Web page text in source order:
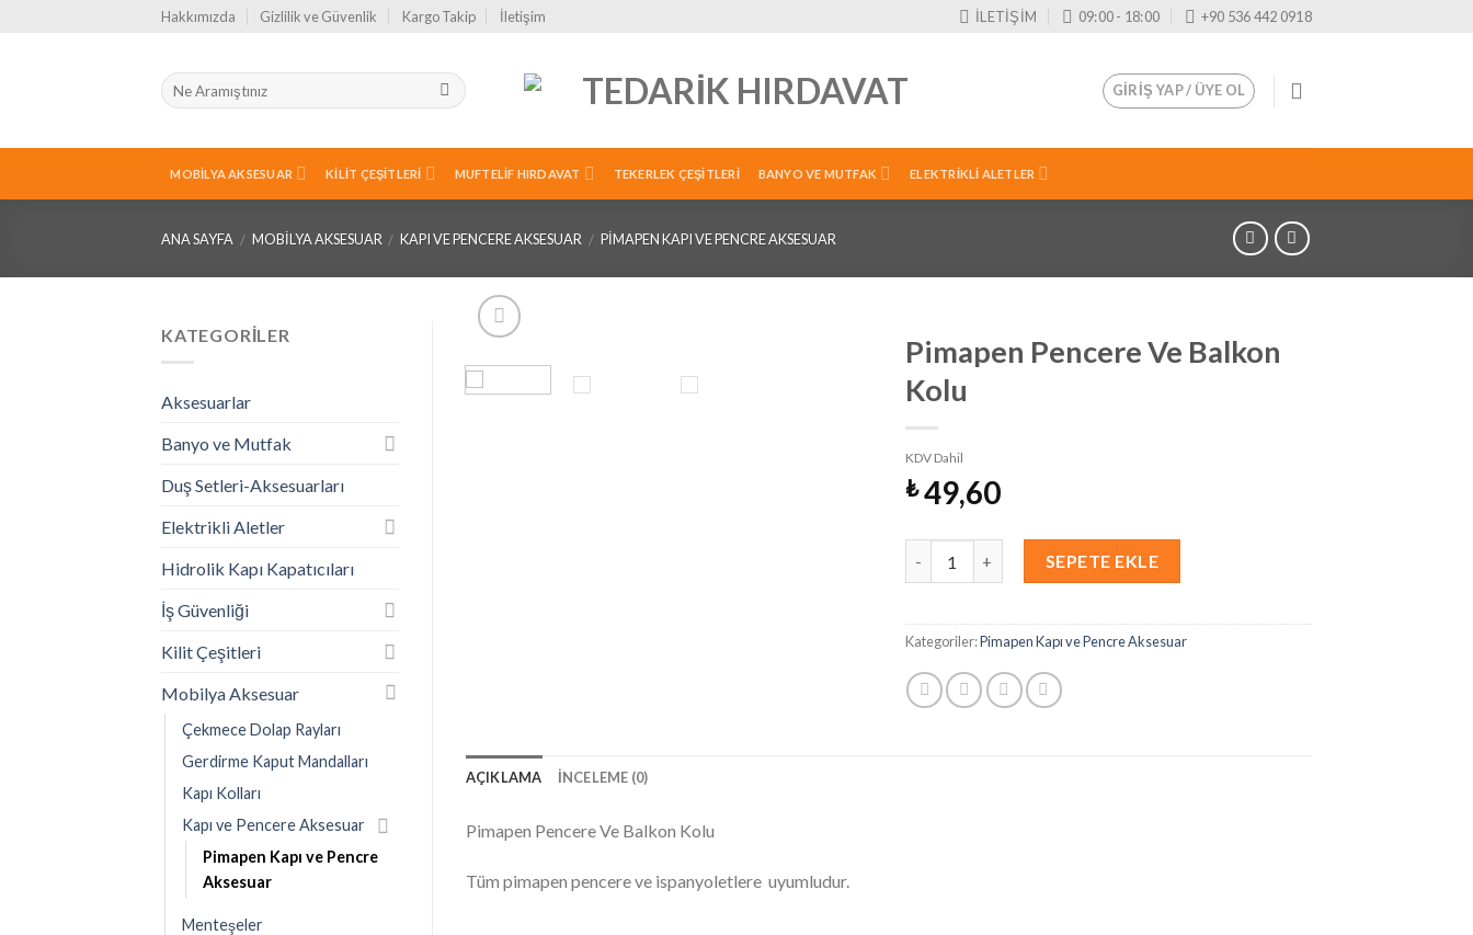
Hakkımızda Gizlilik ve Güvenlik Kargo Takip İletişim İLETİŞİM 09:00 - 18:00 +90 536 442 0918
GIRIŞ YAP / ÜYE OL
MOBILYA AKSESUAR KILIT ÇEŞITLERI MUFTELIF HIRDAVAT TEKERLEK ÇEŞITLERI BANYO VE MUTFAK ELEKTRIKLI ALETLER
ANA SAYFA / MOBILYA AKSESUAR / KAPI VE PENCERE AKSESUAR / PIMAPEN KAPI VE PENCRE AKSESUAR
Pimapen Pencere Ve Balkon
Kolu
KDV Dahil
₺49,60
SEPETE EKLE
Kategoriler:Pimapen Kapı ve Pencre Aksesuar
AÇIKLAMA İNCELEME (0)
Pimapen Pencere Ve Balkon Kolu
Tüm pimapen pencere ve ispanyoletlere uyumludur.
KATEGORILER
Aksesuarlar
Banyo ve Mutfak
Duş Setleri-Aksesuarları
Elektrikli Aletler
Hidrolik Kapı Kapatıcıları
İş Güvenliği
Kilit Çeşitleri
Mobilya Aksesuar
Çekmece Dolap Rayları
Gerdirme Kaput Mandalları
Kapı Kolları
Kapı ve Pencere Aksesuar
Pimapen Kapı ve Pencre
Aksesuar
Menteşeler